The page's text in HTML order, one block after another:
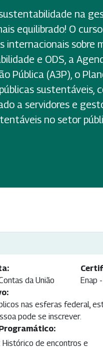
na
equilibrado! O
internacionais sobre
e ODS, a
Pública (A3P), o
sustentáveis,
a servidores e
no setor
da União
Enap
nas esferas federal,
pode se inscrever.
Histórico de encontros e